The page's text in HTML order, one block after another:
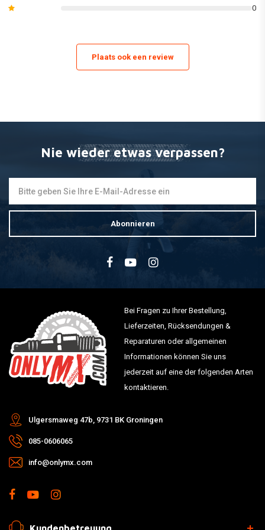
Gabelschutz, Seitenbleche und KÌ_hlerschaufeln.
des einzelnen Kit-Inhalts an oder lesen Sie in unserem Katalog die
genaue Liste der enthaltenen Teile).
0
Plaats ook een review
Nie wieder etwas verpassen?
Abonnieren
Bei Fragen zu Ihrer Bestellung,
Lieferzeiten, Rücksendungen &
Reparaturen oder allgemeinen
Informationen können Sie uns
jederzeit auf eine der folgenden Arten
kontaktieren.
Ulgersmaweg 47b, 9731 BK Groningen
085-0606065
info@onlymx.com